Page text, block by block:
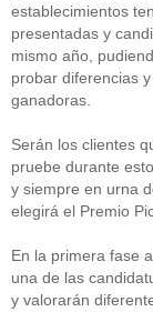
establecimientos
presentadas y
mismo año,
probar diferencias
ganadoras.
Serán los clientes
pruebe durante
y siempre en urna
elegirá el Premio
En la primera fase
una de las
y valorarán